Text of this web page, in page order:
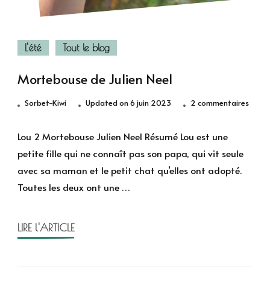
L'été Tout le blog
Mortebouse de Julien Neel
Sorbet-Kiwi Updated on6 juin 2023 2 commentairessur
Lou 2 Mortebouse Julien Neel Résumé Lou est une
petite fille qui ne connaît pas son papa, qui vit seule
avec sa maman et le petit chat qu’elles ont adopté.
Toutes les deux ont une …
LIRE l'ARTICLE